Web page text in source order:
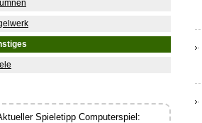
Spieletipp Computerspiel: